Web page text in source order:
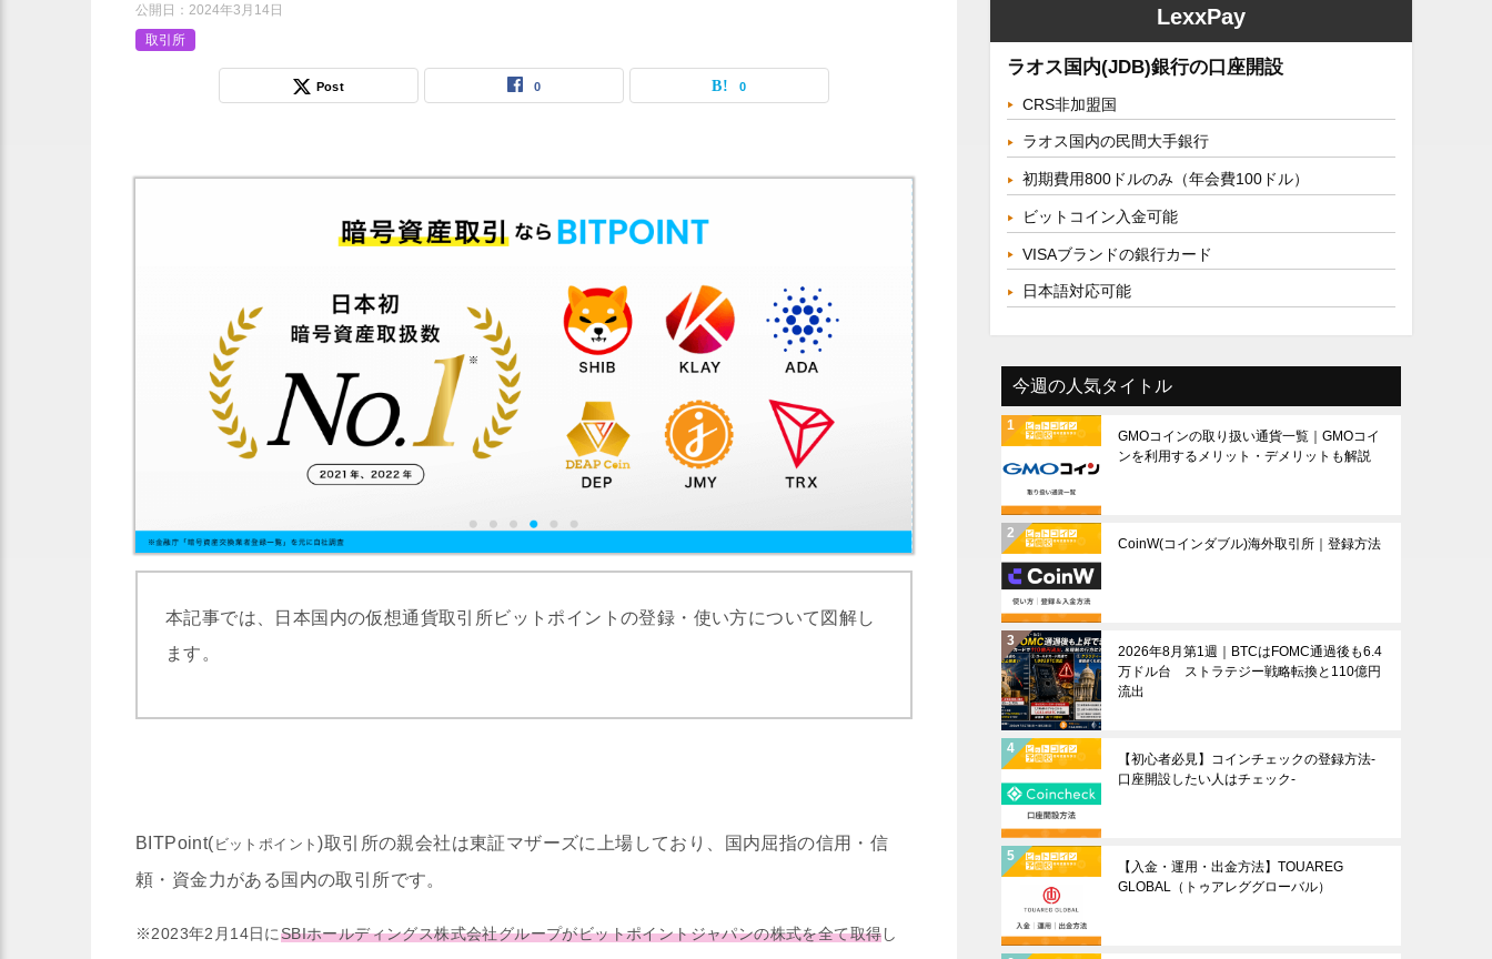
公開日： 2024年3月14日
取引所
Post 0 0
本記事では、日本国内の仮想通貨取引所ビットポイントの登録・使い方について図解し
ます。
BITPoint( ビットポイント )取引所の親会社は東証マザーズに上場しており、国内屈指の信用・信
頼・資金力がある国内の取引所です。
※2023年2月14日にSBIホールディングス株式会社グループがビットポイントジャパンの株式を全て取得し
LexxPay
ラオス国内(JDB)銀行の口座開設
CRS非加盟国
ラオス国内の民間大手銀行
初期費用800ドルのみ（年会費100ドル）
ビットコイン入金可能
VISAブランドの銀行カード
日本語対応可能
今週の人気タイトル
GMOコインの取り扱い通貨一覧｜GMOコイ
ンを利用するメリット・デメリットも解説
CoinW(コインダブル)海外取引所｜登録方法
2026年8月第1週｜BTCはFOMC通過後も6.4
万ドル台 ストラテジー戦略転換と110億円
流出
【初心者必見】コインチェックの登録方法-
口座開設したい人はチェック-
【入金・運用・出金方法】TOUAREG
GLOBAL（トゥアレググローバル）